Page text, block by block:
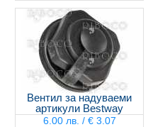
Вентил за надуваеми
артикули Bestway
6.00 лв. / € 3.07